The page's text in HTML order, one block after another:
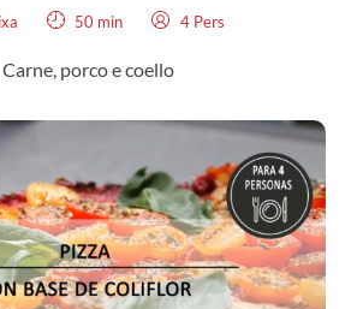
50 min 4 Pers
Carne, porco e coello